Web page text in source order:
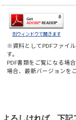
別ウィンドウで開きます
※資料としてPDFファイ
す。
PDF書類をご覧になる場
場合、最新バージョンを